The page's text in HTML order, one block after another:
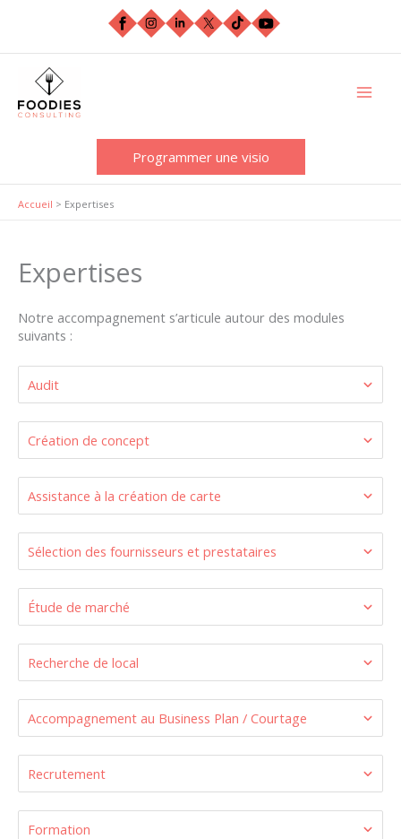
Programmer une visio
Accueil > Expertises
Expertises
Notre accompagnement s’articule autour des modules
suivants :
Audit
Création de concept
Assistance à la création de carte
Sélection des fournisseurs et prestataires
Étude de marché
Recherche de local
Accompagnement au Business Plan / Courtage
Recrutement
Formation